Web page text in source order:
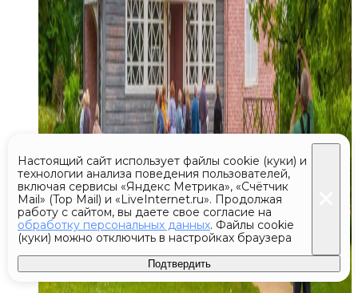
Настоящий сайт использует файлы cookie (куки) и
технологии анализа поведения пользователей,
включая сервисы «Яндекс Метрика», «Счётчик
Mail» (Top Mail) и «LiveInternet.ru». Продолжая
работу с сайтом, вы даете свое согласие на
обработку персональных данных. Файлы cookie
(куки) можно отключить в настройках браузера
Подтвердить